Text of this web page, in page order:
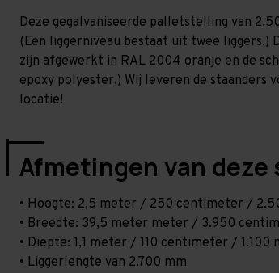
Deze gegalvaniseerde palletstelling van
(Een liggerniveau bestaat uit twee liggers.)
zijn afgewerkt in RAL 2004 oranje en de
epoxy polyester.) Wij leveren de staanders
locatie!
Afmetingen van
• Hoogte: 2,5 meter / 250 centimeter /
• Breedte: 39,5 meter meter / 3.950
• Diepte: 1,1 meter / 110 centimeter / 1.100
• Liggerlengte van 2.700 mm